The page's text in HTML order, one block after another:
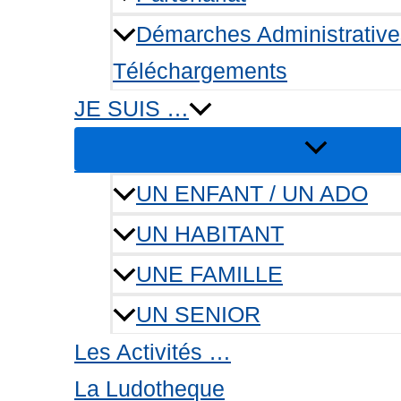
Démarches
Téléchargements
JE SUIS …
UN ENFANT / UN ADO
UN HABITANT
UNE FAMILLE
UN SENIOR
Les Activités …
La Ludotheque